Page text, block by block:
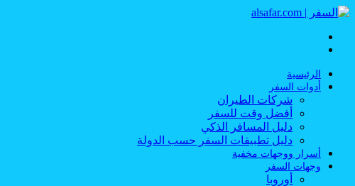
الرئيسية
أدوات السفر
شركات الطيران
أفضل وقت للسفر
دليل المسافر الذكي
دليل تطبيقات السفر حسب الدولة
أسرار ووجهات مخفية
وجهات السفر
أوروبا